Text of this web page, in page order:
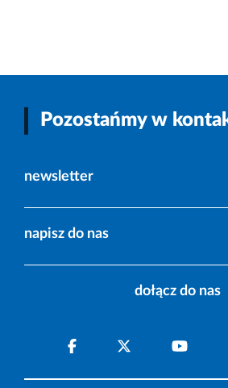
Pozostańmy w
newsletter
napisz do nas
dołącz do nas